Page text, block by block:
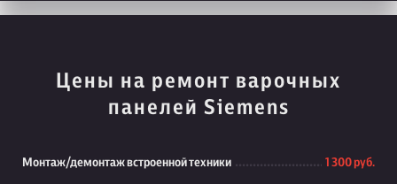
Цены на ремонт варочных
панелей Siemens
Монтаж/демонтаж встроенной техники 1 300 руб.